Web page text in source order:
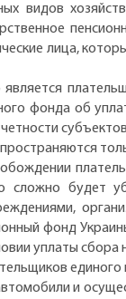
видов
лица,
фонда об
сложно будет
фонд
уплаты сбора
и